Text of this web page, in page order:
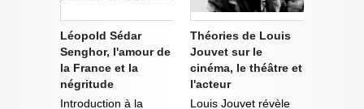
Léopold Sédar
Senghor, l'amour de
la France et la
négritude
Introduction à la
Théories de Louis
Jouvet sur le
cinéma, le théâtre et
l'acteur
Louis Jouvet révèle